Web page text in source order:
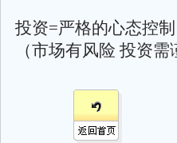
投资=严格的心态控
（市场有风险 投资需